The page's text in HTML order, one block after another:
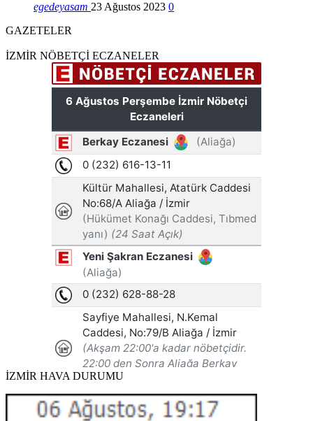
egedeyasam 23 Ağustos 2023 0
GAZETELER
İZMİR NÖBETÇİ ECZANELER
İZMİR HAVA DURUMU